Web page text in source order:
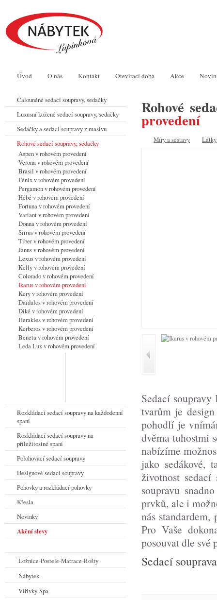
Úvod O nás Kontakt Otevírací doba Akce
Rohové
provedení
Míry a sestavy Látky
Sedací
tvarům je
pohodlí je
dvěma tuhostmi
nabízíme
jako sedákové,
životnost sedací
soupravu
prvků, ale i
nás
Pro Vaše
posouvat dle své
Sedací
Čalouněné sedací soupravy, sedačky
Luxusní kožené sedací soupravy, sedačky
Sedačky a sedací soupravy z masivu
Rohové sedací soupravy, sedačky
Aspen v rohovém provedení
Verona v rohovém provedení
Brasil v rohovém provedení
Fénix v rohovém provedení
Pergamon v rohovém provedení
Hébé v rohovém provedení
Fortuna v rohovém provedení
Variant v rohovém provedení
Donna v rohovém provedení
Sirius v rohovém provedení
Tiber v rohovém provedení
Janus v rohovém provedení
Lexus v rohovém provedení
Kelly v rohovém provedení
Colorado v rohovém provedení
Ikarus v rohovém provedení
Kery v rohovém provedení
Daidalos v rohovém provedení
Diké v rohovém provedení
Herakles v rohovém provedení
Kerberos v rohovém provedení
Beneta v rohovém provedení
Leda Lux v rohovém provedení
Rozkládací sedací soupravy na každodenní
spaní
Rozkládací sedací soupravy na
příležitostné spaní
Polohovací sedací soupravy
Designové sedací soupravy
Pohovky a rozkládací pohovky
Křesla
Novinky
Akční slevy
Ložnice-Postele-Matrace-Rošty
Nábytek
Vířivky-Spa